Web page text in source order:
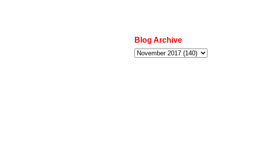
Blog Archive